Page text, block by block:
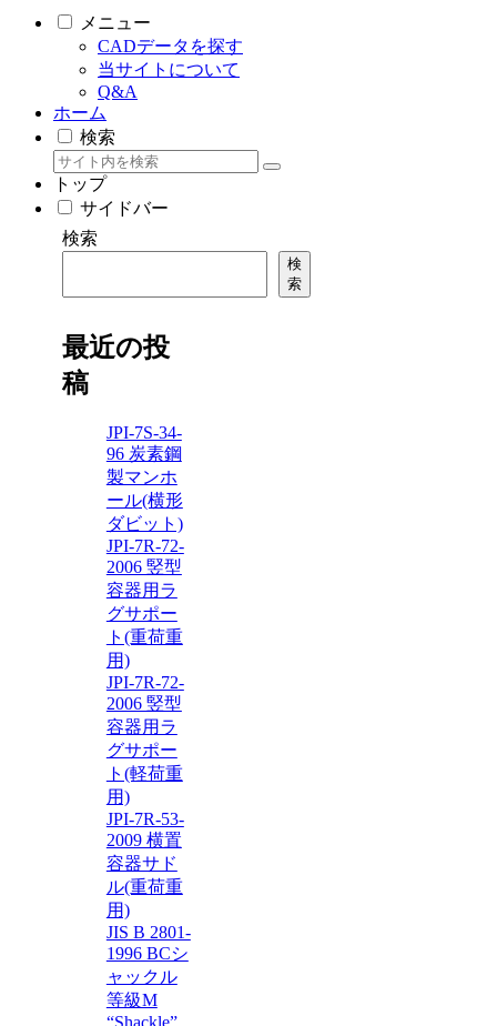
メニュー
CADデータを探す
当サイトについて
Q&A
ホーム
検索
トップ
サイドバー
検索
検
索
最近の投
稿
JPI-7S-34-
96 炭素鋼
製マンホ
ール(横形
ダビット)
JPI-7R-72-
2006 竪型
容器用ラ
グサポー
ト(重荷重
用)
JPI-7R-72-
2006 竪型
容器用ラ
グサポー
ト(軽荷重
用)
JPI-7R-53-
2009 横置
容器サド
ル(重荷重
用)
JIS B 2801-
1996 BCシ
ャックル
等級M
“Shackle”